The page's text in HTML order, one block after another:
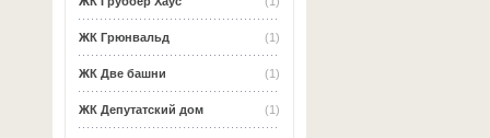
(1)
ЖК Грюнвальд
(1)
ЖК Две башни
(1)
ЖК Депутатский дом